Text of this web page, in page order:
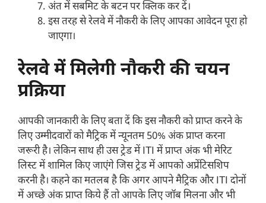
अंत में सबमिट के बटन पर क्लिक कर दें।
इस तरह से रेलवे में नौकरी के लिए आपका आवेदन पूरा हो
जाएगा।
रेलवे में मिलेगी नौकरी की चयन
प्रक्रिया
आपकी जानकारी के लिए बता दें कि इस नौकरी को प्राप्त करने के
लिए उम्मीदवारों को मैट्रिक में न्यूनतम 50% अंक प्राप्त करना
जरूरी है। लेकिन साथ ही उस ट्रेड में ITI में प्राप्त अंक भी मेरिट
लिस्ट में शामिल किए जाएंगे जिस ट्रेड में आपको अप्रेंटिसशिप
करनी है। कहने का मतलब है कि अगर आपने मैट्रिक और ITI दोनों
में अच्छे अंक प्राप्त किये हैं तो आपके लिए जॉब मिलना और भी